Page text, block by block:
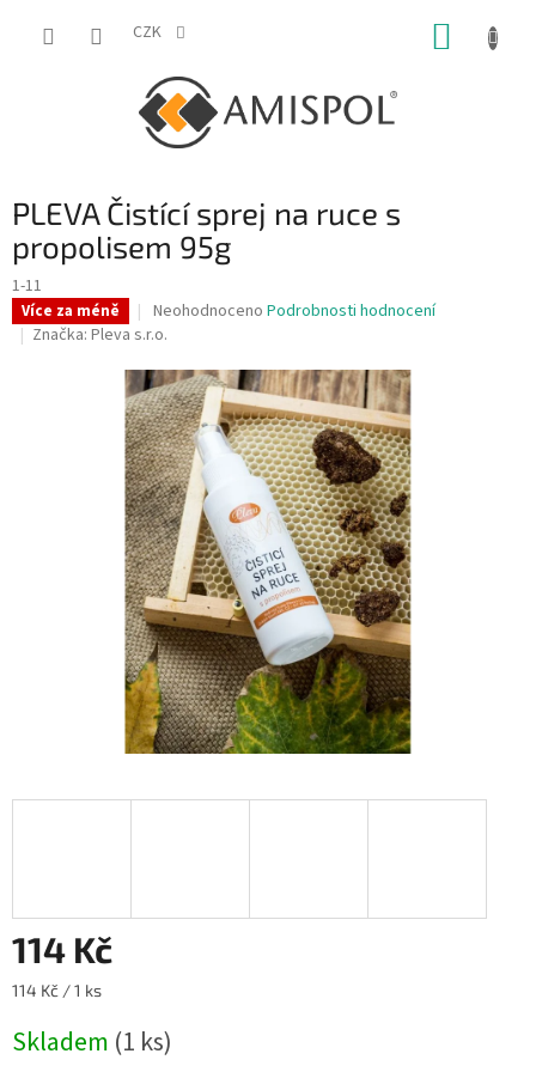
CZK
PLEVA Čistící sprej na ruce s
propolisem 95g
1-11
Více za méně
Průměrné
hodnocení
je
0,0
z
5
hvězdiček.
Neohodnoceno Podrobnosti hodnocení
Značka: Pleva s.r.o.
114 Kč
Měrná
114 Kč / 1 ks
Skladem (1 ks)